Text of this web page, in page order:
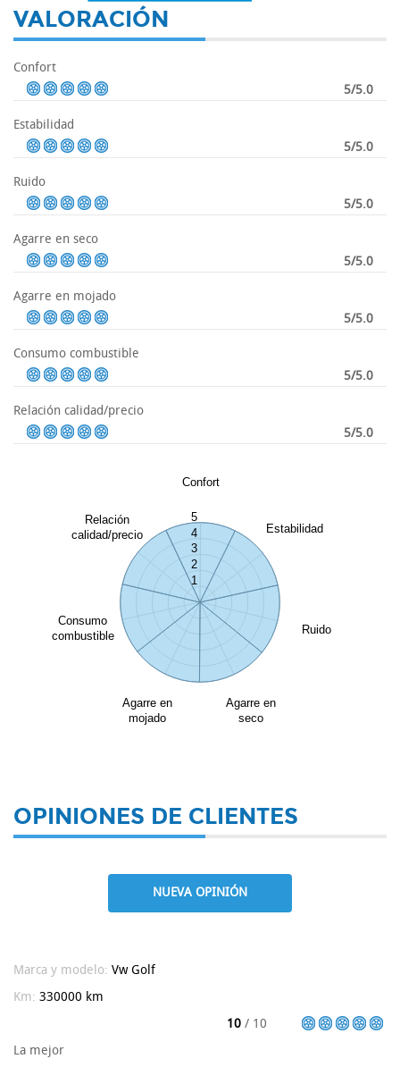
VALORACIÓN
Confort
5/5.0
Estabilidad
5/5.0
Ruido
5/5.0
Agarre en seco
5/5.0
Agarre en mojado
5/5.0
Consumo combustible
5/5.0
Relación calidad/precio
5/5.0
Confort
Estabilidad
Ruido
Agarre en
seco
Agarre en
mojado
Consumo
combustible
Relación
calidad/precio
1
2
3
4
5
OPINIONES DE CLIENTES
NUEVA OPINIÓN
Marca y modelo: VwGolf
Km: 330000 km
10 / 10
La mejor